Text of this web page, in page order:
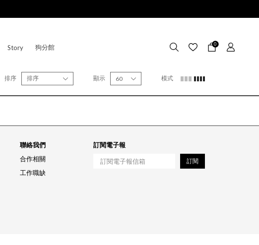
0
Story 狗分館
排序 排序 顯示 60 模式
聯絡我們
合作相關
工作職缺
訂閱電子報
訂閱